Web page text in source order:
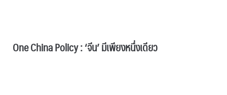
One China Policy : ‘จีน’ มีเพียงหนึ่งเดียว